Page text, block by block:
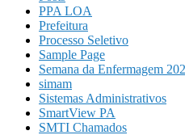
PPA LOA
Prefeitura
Processo Seletivo
Sample Page
Semana da Enfermagem
simam
Sistemas Administrativos
SmartView PA
SMTI Chamados